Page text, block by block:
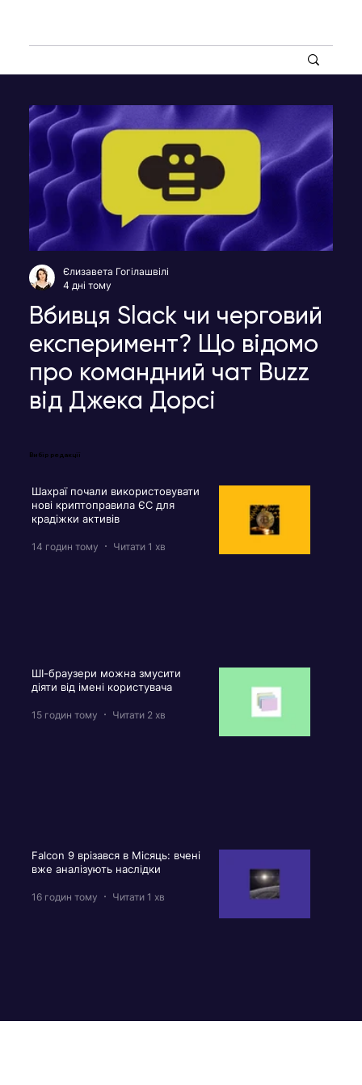
Вбивця Slack чи черговий
експеримент? Що відомо
про командний чат Buzz
від Джека Дорсі
Єлизавета Гогілашвілі
4 дні тому
Вибір редакції
Шахраї почали використовувати
нові криптоправила ЄС для
крадіжки активів
14 годин тому Читати 1 хв
ШІ-браузери можна змусити
діяти від імені користувача
15 годин тому Читати 2 хв
Falcon 9 врізався в Місяць: вчені
вже аналізують наслідки
16 годин тому Читати 1 хв